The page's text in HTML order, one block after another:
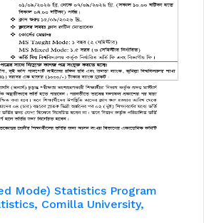
Program, Faculty of
Comilla University.